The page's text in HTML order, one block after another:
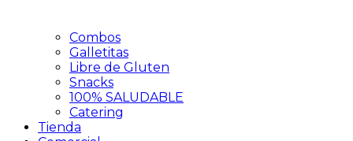
Combos
Galletitas
Libre de Gluten
Snacks
100% SALUDABLE
Catering
Tienda